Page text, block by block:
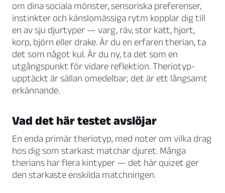
om dina sociala mönster, sensoriska preferenser,
instinkter och känslomässiga rytm kopplar dig till
en av sju djurtyper — varg, räv, stor katt, hjort,
korp, björn eller drake. Är du en erfaren therian, ta
det som något kul. Är du ny, ta det som en
utgångspunkt för vidare reflektion. Theriotyp-
upptäckt är sällan omedelbar; det är ett långsamt
erkännande.
Vad det här testet avslöjar
En enda primär theriotyp, med noter om vilka drag
hos dig som starkast matchar djuret. Många
therians har flera kintyper — det här quizet ger
den starkaste enskilda matchningen.